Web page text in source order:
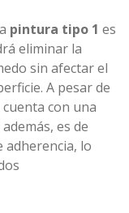
pintura tipo 1 es
eliminar la
sin afectar el
A pesar de
con una
es de
adherencia, lo